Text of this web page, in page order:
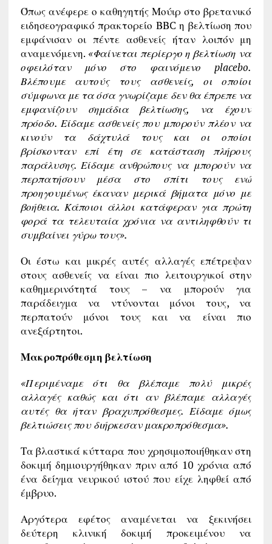
Όπως ανέφερε ο καθηγητής Μούιρ στο βρετανικό
ειδησεογραφικό πρακτορείο ΒΒC η βελτίωση που
εμφάνισαν οι πέντε ασθενείς ήταν λοιπόν μη
αναμενόμενη. «Φαίνεται περίεργο η βελτίωση να
οφειλόταν μόνο στο φαινόμενο placebo.
Βλέπουμε αυτούς τους ασθενείς, οι οποίοι
σύμφωνα με τα όσα γνωρίζαμε δεν θα έπρεπε να
εμφανίζουν σημάδια βελτίωσης, να έχουν
πρόοδο. Είδαμε ασθενείς που μπορούν πλέον να
κινούν τα δάχτυλά τους και οι οποίοι
βρίσκονταν επί έτη σε κατάσταση πλήρους
παράλυσης. Είδαμε ανθρώπους να μπορούν να
περπατήσουν μέσα στο σπίτι τους ενώ
προηγουμένως έκαναν μερικά βήματα μόνο με
βοήθεια. Κάποιοι άλλοι κατάφεραν για πρώτη
φορά τα τελευταία χρόνια να αντιληφθούν τι
συμβαίνει γύρω τους».
Οι έστω και μικρές αυτές αλλαγές επέτρεψαν
στους ασθενείς να είναι πιο λειτουργικοί στην
καθημερινότητά τους – να μπορούν για
παράδειγμα να ντύνονται μόνοι τους, να
περπατούν μόνοι τους και να είναι πιο
ανεξάρτητοι.
Μακροπρόθεσμη βελτίωση
«Περιμέναμε ότι θα βλέπαμε πολύ μικρές
αλλαγές καθώς και ότι αν βλέπαμε αλλαγές
αυτές θα ήταν βραχυπρόθεσμες. Είδαμε όμως
βελτιώσεις που διήρκεσαν μακροπρόθεσμα».
Τα βλαστικά κύτταρα που χρησιμοποιήθηκαν στη
δοκιμή δημιουργήθηκαν πριν από 10 χρόνια από
ένα δείγμα νευρικού ιστού που είχε ληφθεί από
έμβρυο.
Αργότερα εφέτος αναμένεται να ξεκινήσει
δεύτερη κλινική δοκιμή προκειμένου να